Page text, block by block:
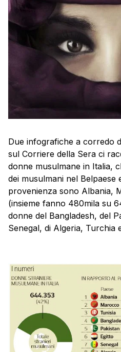
Due infografiche a corredo
sul Corriere della Sera ci
donne musulmane in Italia,
dei musulmani nel Belpaese
provenienza sono Albania,
(insieme fanno 480mila su
donne del Bangladesh, del
Senegal, di Algeria, Turchia